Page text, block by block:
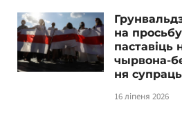
на
паставіць
чырвона-
ня
16 ліпеня 2026